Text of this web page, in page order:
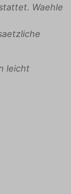
Waehle
leicht